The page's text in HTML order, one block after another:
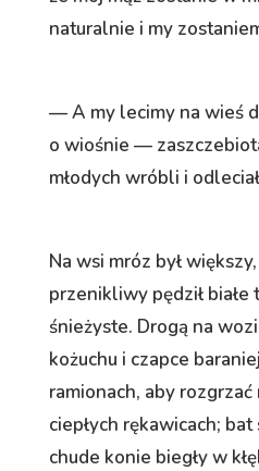
naturalnie i my
— A my lecimy na wieś
o wiośnie —
młodych wróbli i
Na wsi mróz był
przenikliwy pędził
śnieżyste. Drogą na
kożuchu i czapce
ramionach, aby
ciepłych rękawicach;
chude konie biegły w